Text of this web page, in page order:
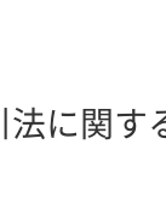
法に関す